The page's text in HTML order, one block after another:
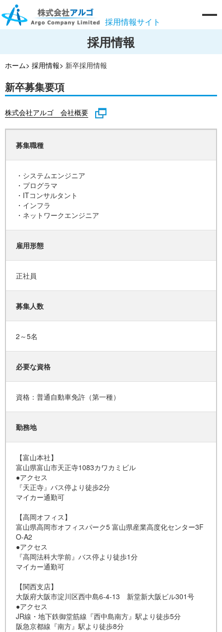
採用情報サイト
採用情報
ホーム> 採用情報> 新卒採用情報
新卒募集要項
株式会社アルゴ 会社概要
募集職種
・システムエンジニア
・プログラマ
・ITコンサルタント
・インフラ
・ネットワークエンジニア
雇用形態
正社員
募集人数
2～5名
必要な資格
資格：普通自動車免許（第一種）
勤務地
【富山本社】
富山県富山市天正寺1083カワカミビル
●アクセス
『天正寺』バス停より徒歩2分
マイカー通勤可
【高岡オフィス】
富山県高岡市オフィスパーク5 富山県産業高度化センター3F
O-A2
●アクセス
『高岡法科大学前』バス停より徒歩1分
マイカー通勤可
【関西支店】
大阪府大阪市淀川区西中島6-4-13 新堂新大阪ビル301号
●アクセス
JR線・地下鉄御堂筋線『西中島南方』駅より徒歩5分
阪急京都線『南方』駅より徒歩8分